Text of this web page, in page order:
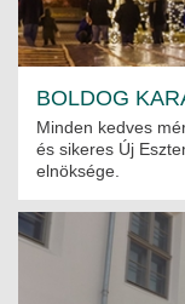
BOLDOG
Minden kedves
és sikeres Új
elnöksége.